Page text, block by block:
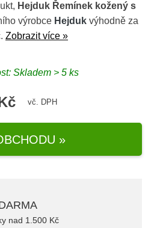
Hejduk Řemínek kožený s
výrobce Hejduk výhodně za
Zobrazit více »
Skladem > 5 ks
vč. DPH
»
nad 1.500 Kč